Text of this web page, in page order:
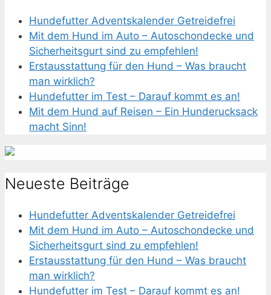
Hundefutter Adventskalender Getreidefrei
Mit dem Hund im Auto – Autoschondecke und
Sicherheitsgurt sind zu empfehlen!
Erstausstattung für den Hund – Was braucht
man wirklich?
Hundefutter im Test – Darauf kommt es an!
Mit dem Hund auf Reisen – Ein Hunderucksack
macht Sinn!
Neueste Beiträge
Hundefutter Adventskalender Getreidefrei
Mit dem Hund im Auto – Autoschondecke und
Sicherheitsgurt sind zu empfehlen!
Erstausstattung für den Hund – Was braucht
man wirklich?
Hundefutter im Test – Darauf kommt es an!